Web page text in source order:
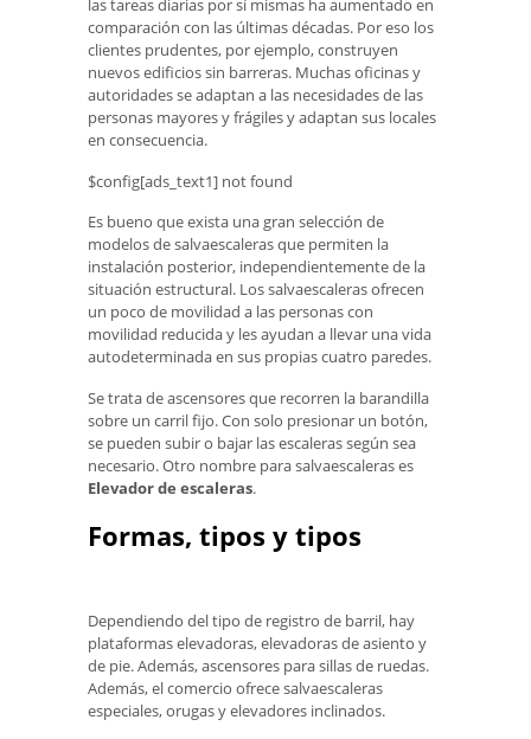
las tareas diarias por sí mismas ha aumentado en
comparación con las últimas décadas. Por eso los
clientes prudentes, por ejemplo, construyen
nuevos edificios sin barreras. Muchas oficinas y
autoridades se adaptan a las necesidades de las
personas mayores y frágiles y adaptan sus locales
en consecuencia.
$config[ads_text1] not found
Es bueno que exista una gran selección de
modelos de salvaescaleras que permiten la
instalación posterior, independientemente de la
situación estructural. Los salvaescaleras ofrecen
un poco de movilidad a las personas con
movilidad reducida y les ayudan a llevar una vida
autodeterminada en sus propias cuatro paredes.
Se trata de ascensores que recorren la barandilla
sobre un carril fijo. Con solo presionar un botón,
se pueden subir o bajar las escaleras según sea
necesario. Otro nombre para salvaescaleras es
Elevador de escaleras.
Formas, tipos y tipos
Dependiendo del tipo de registro de barril, hay
plataformas elevadoras, elevadoras de asiento y
de pie. Además, ascensores para sillas de ruedas.
Además, el comercio ofrece salvaescaleras
especiales, orugas y elevadores inclinados.